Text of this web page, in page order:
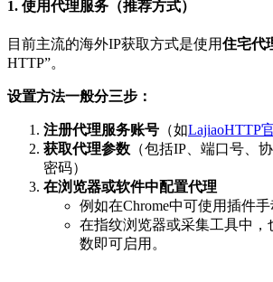
1. 使用代理服务（推荐方式）
目前主流的海外IP获取方式是使用住宅代
HTTP”。
设置方法一般分三步：
注册代理服务账号 （如LajiaoHTTP
获取代理参数 （包括IP、端口号、
密码）
在浏览器或软件中配置代理
例如在Chrome中可使用插件
在指纹浏览器或采集工具中，
数即可启用。